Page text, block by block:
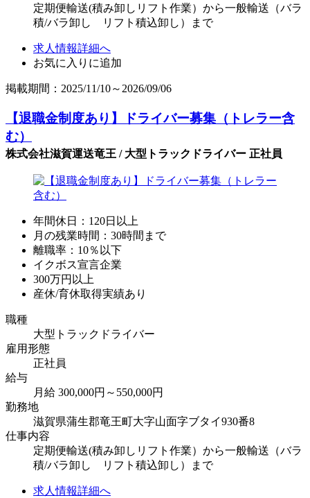
定期便輸送(積み卸しリフト作業）から一般輸送（バラ
積/バラ卸し リフト積込卸し）まで
求人情報詳細へ
お気に入りに追加
掲載期間：2025/11/10～2026/09/06
【退職金制度あり】ドライバー募集（トレラー含
む）
株式会社滋賀運送竜王 / 大型トラックドライバー 正社員
年間休日：120日以上
月の残業時間：30時間まで
離職率：10％以下
イクボス宣言企業
300万円以上
産休/育休取得実績あり
職種
大型トラックドライバー
雇用形態
正社員
給与
月給 300,000円～550,000円
勤務地
滋賀県蒲生郡竜王町大字山面字ブタイ930番8
仕事内容
定期便輸送(積み卸しリフト作業）から一般輸送（バラ
積/バラ卸し リフト積込卸し）まで
求人情報詳細へ